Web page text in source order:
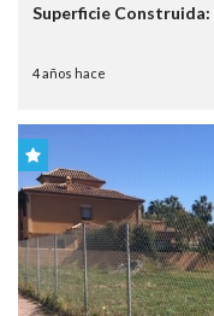
Superficie Construida:
4 años hace